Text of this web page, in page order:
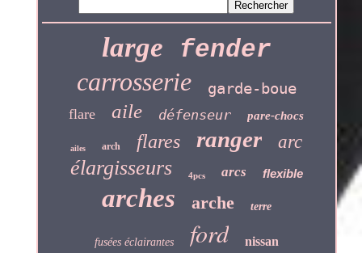
large fender
carrosserie garde-boue
flare aile défenseur pare-chocs
ailes arch flares ranger arc
élargisseurs 4pcs arcs flexible
arches arche terre
fusées éclairantes ford nissan